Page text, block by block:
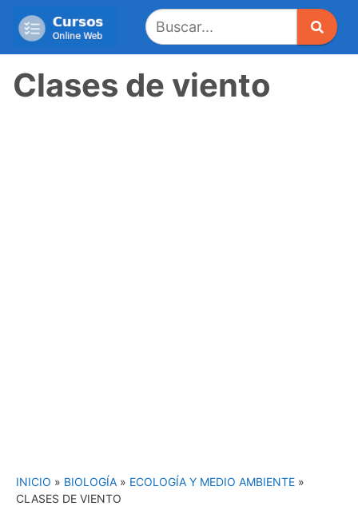
Clases de viento
INICIO » BIOLOGÍA » ECOLOGÍA Y MEDIO AMBIENTE »
CLASES DE VIENTO